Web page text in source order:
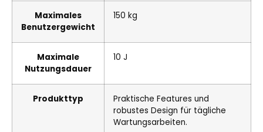
Maximales
Benutzergewicht
150 kg
Maximale
Nutzungsdauer
10 J
Produkttyp
Praktische Features und
robustes Design für tägliche
Wartungsarbeiten.